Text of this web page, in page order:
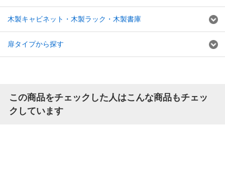
木製キャビネット・木製ラック・木製書庫
扉タイプから探す
この商品をチェックした人はこんな商品もチェッ
クしています